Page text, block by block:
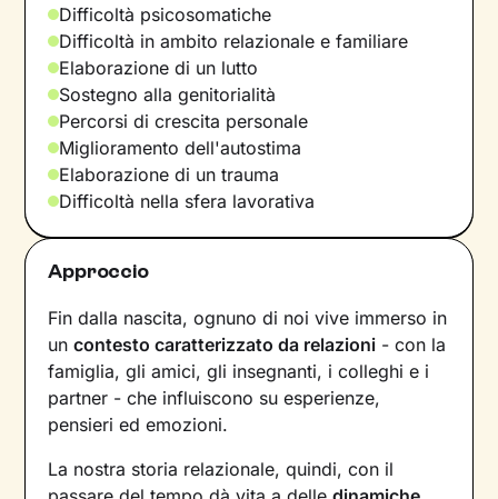
Difficoltà psicosomatiche
Difficoltà in ambito relazionale e familiare
Elaborazione di un lutto
Sostegno alla genitorialità
Percorsi di crescita personale
Miglioramento dell'autostima
Elaborazione di un trauma
Difficoltà nella sfera lavorativa
Approccio
Fin dalla nascita, ognuno di noi vive immerso in
uncontesto caratterizzato da relazioni - con la
famiglia, gli amici, gli insegnanti, i colleghi e i
partner - che influiscono su esperienze,
pensieri ed emozioni.
La nostra storia relazionale, quindi, con il